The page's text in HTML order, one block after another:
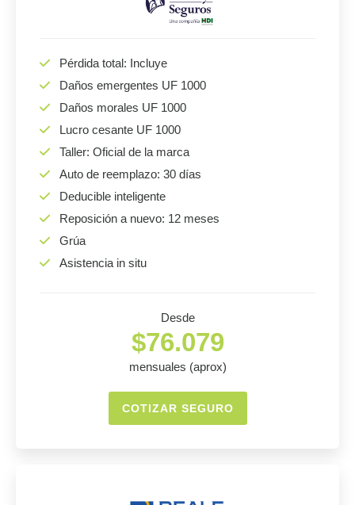
Pérdida total: Incluye
Daños emergentes UF 1000
Daños morales UF 1000
Lucro cesante UF 1000
Taller: Oficial de la marca
Auto de reemplazo: 30 días
Deducible inteligente
Reposición a nuevo: 12 meses
Grúa
Asistencia in situ
Desde
$76.079
mensuales (aprox)
COTIZAR SEGURO